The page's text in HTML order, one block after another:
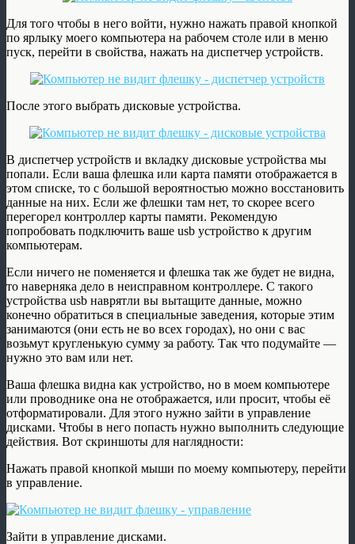
Для того чтобы в него войти, нужно нажать правой кнопкой
по ярлыку моего компьютера на рабочем столе или в меню
пуск, перейти в свойства, нажать на диспетчер устройств.
После этого выбрать дисковые устройства.
В диспетчер устройств и вкладку дисковые устройства мы
попали. Если ваша флешка или карта памяти отображается в
этом списке, то с большой вероятностью можно восстановить
данные на них. Если же флешки там нет, то скорее всего
перегорел контроллер карты памяти. Рекомендую
попробовать подключить ваше usb устройство к другим
компьютерам.
Если ничего не поменяется и флешка так же будет не видна,
то наверняка дело в неисправном контроллере. С такого
устройства usb наврятли вы вытащите данные, можно
конечно обратиться в специальные заведения, которые этим
занимаются (они есть не во всех городах), но они с вас
возьмут кругленькую сумму за работу. Так что подумайте —
нужно это вам или нет.
Ваша флешка видна как устройство, но в моем компьютере
или проводнике она не отображается, или просит, чтобы её
отформатировали. Для этого нужно зайти в управление
дисками. Чтобы в него попасть нужно выполнить следующие
действия. Вот скриншоты для наглядности:
Нажать правой кнопкой мыши по моему компьютеру, перейти
в управление.
Зайти в управление дисками.